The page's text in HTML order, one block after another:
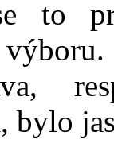
to
bylo